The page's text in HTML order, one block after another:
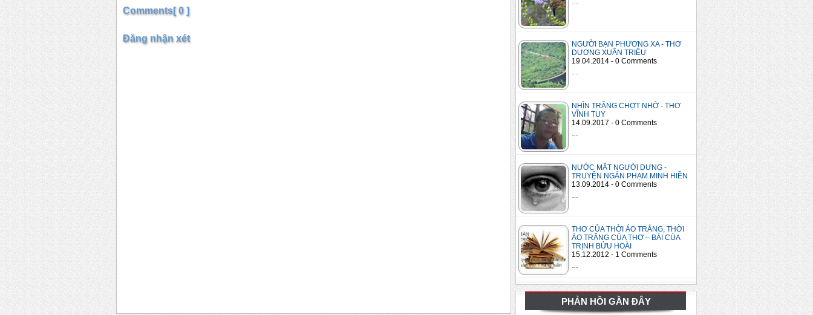
NGƯỜI BẠN PHƯƠNG XA - THƠ
DƯƠNG XUÂN TRIỀU
19.04.2014 - 0 Comments
NHÌN TRĂNG CHỢT NHỚ - THƠ
VĨNH TUY
14.09.2017 - 0 Comments
NƯỚC MẮT NGƯỜI DƯNG -
TRUYỆN NGẮN PHẠM MINH HIỀN
13.09.2014 - 0 Comments
THƠ CỦA THỜI ÁO TRẮNG, THỜI
ÁO TRẮNG CỦA THƠ – BÀI CỦA
TRỊNH BỬU HOÀI
15.12.2012 - 1 Comments
PHẢN HỒI GẦN ĐÂY
Comments[ 0 ]
Đăng nhận xét